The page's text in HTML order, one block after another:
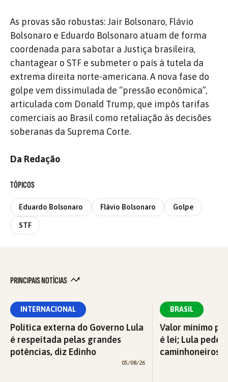
As provas são robustas: Jair Bolsonaro, Flávio
Bolsonaro e Eduardo Bolsonaro atuam de forma
coordenada para sabotar a Justiça brasileira,
chantagear o STF e submeter o país à tutela da
extrema direita norte-americana. A nova fase do
golpe vem dissimulada de “pressão econômica”,
articulada com Donald Trump, que impôs tarifas
comerciais ao Brasil como retaliação às decisões
soberanas da Suprema Corte.
Da Redação
TÓPICOS
Eduardo Bolsonaro Flávio Bolsonaro Golpe
STF
PRINCIPAIS NOTÍCIAS
INTERNACIONAL
Política externa do Governo Lula
é respeitada pelas grandes
potências, diz Edinho
05/08/26
BRASIL
Valor mínimo
é lei; Lula pede
caminhoneiros